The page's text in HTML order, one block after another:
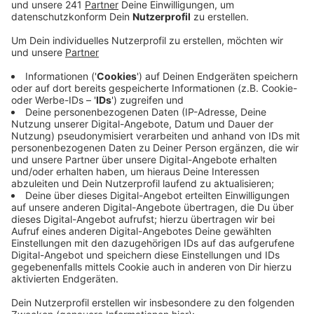
Lösungsansätze.
Bestehende Häuser müssen aufgestockt werden, um
neue Wohnungen zu schaffen – das ist ein Ansatz für
Richrath. Um die Baupreise zu drücken, sollten die
Verantwortlichen außerdem mehr auf preiswerte
industriell vorgefertigte Bauteile setzen. Geltende
Baustandards müssten zudem überdacht werden, so
könnte man künftig zum Beispiel vermehrt Wohnungen
in Kellerräumen schaffen, sagte Richrath im Radio
Leverkusen Interview. Auch die Stadt Leverkusen
habe Hebel: Sie will wieder mehr Grundstücke in
städtische Hand bringen und aufkaufen. Wer bauen
will, kann dann Grundstücke von der Stadt bekommen